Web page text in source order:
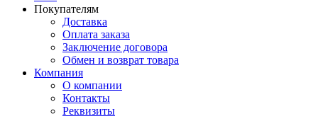
Покупателям
Доставка
Оплата заказа
Заключение договора
Обмен и возврат товара
Компания
О компании
Контакты
Реквизиты